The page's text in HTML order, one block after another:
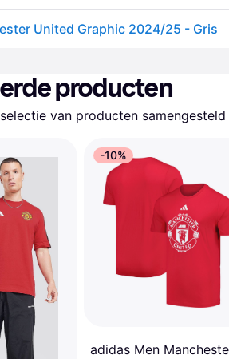
United Graphic 2024/25 - Gris
producten
van producten
-10%
adidas Men